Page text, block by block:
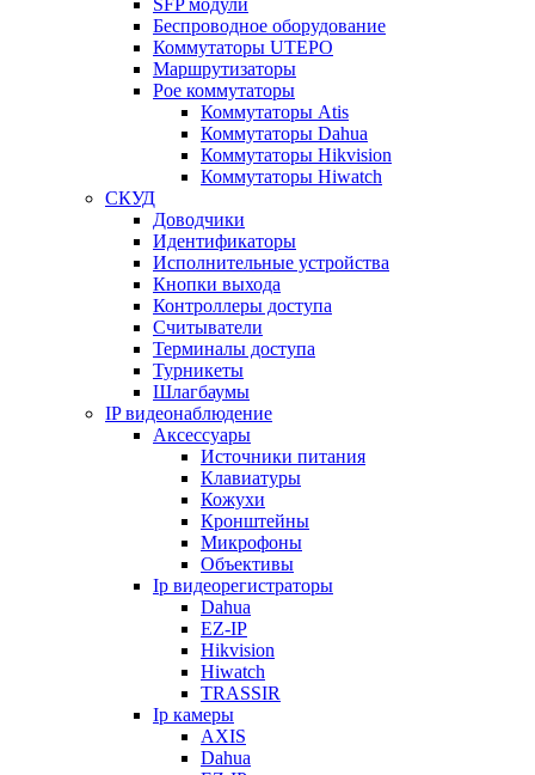
SFP модули
Беспроводное оборудование
Коммутаторы UTEPO
Маршрутизаторы
Poe коммутаторы
Коммутаторы Atis
Коммутаторы Dahua
Коммутаторы Hikvision
Коммутаторы Hiwatch
СКУД
Доводчики
Идентификаторы
Исполнительные устройства
Кнопки выхода
Контроллеры доступа
Считыватели
Терминалы доступа
Турникеты
Шлагбаумы
IP видеонаблюдение
Аксессуары
Источники питания
Клавиатуры
Кожухи
Кронштейны
Микрофоны
Объективы
Ip видеорегистраторы
Dahua
EZ-IP
Hikvision
Hiwatch
TRASSIR
Ip камеры
AXIS
Dahua